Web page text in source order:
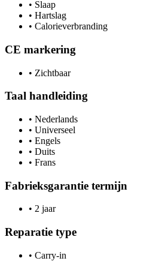
• Slaap
• Hartslag
• Calorieverbranding
CE markering
• Zichtbaar
Taal handleiding
• Nederlands
• Universeel
• Engels
• Duits
• Frans
Fabrieksgarantie termijn
• 2 jaar
Reparatie type
• Carry-in